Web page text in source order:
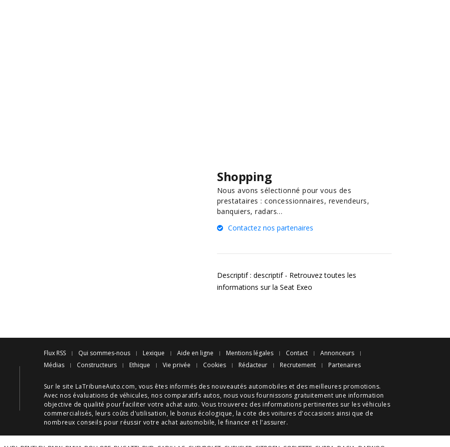
Shopping
Nous avons sélectionné pour vous des
prestataires : concessionnaires, revendeurs,
banquiers, radars…
Contactez nos partenaires
Descriptif : descriptif - Retrouvez toutes les
informations sur la Seat Exeo
Flux RSS Qui sommes-nous Lexique Aide en ligne Mentions légales Contact
Annonceurs
Médias
Constructeurs Ethique Vie privée Cookies Rédacteur Recrutement Partenaires
Sur le site LaTribuneAuto.com, vous êtes informés des nouveautés automobiles et des meilleures promotions.
Avec nos évaluations de véhicules, nos comparatifs autos, nous vous fournissons gratuitement une information
objective de qualité pour faciliter votre achat auto. Vous trouverez des informations pertinentes sur les véhicules
commercialisés, leurs coûts d'utilisation, le bonus écologique, la cote des voitures d'occasions ainsi que de
nombreux conseils pour réussir votre achat automobile, le financer et l'assurer.